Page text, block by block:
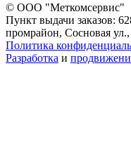
© ООО "Меткомсервис"
Пункт выдачи заказов:
промрайон, Сосновая ул.,
Политика
Разработка и